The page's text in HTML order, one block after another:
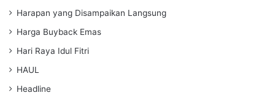
Harapan yang Disampaikan Langsung
Harga Buyback Emas
Hari Raya Idul Fitri
HAUL
Headline